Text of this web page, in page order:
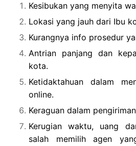
Kesibukan yang menyita
Lokasi yang jauh dari Ibu
Kurangnya info prosedur
Antrian panjang dan
kota.
Ketidaktahuan dalam
online.
Keraguan dalam
Kerugian waktu, uang
salah memilih agen